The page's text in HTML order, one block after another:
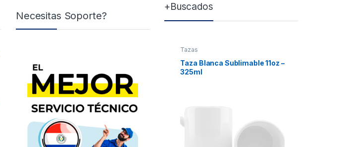
Necesitas Soporte?
+Buscados
Tazas
Taza Blanca Sublimable 11oz –
325ml